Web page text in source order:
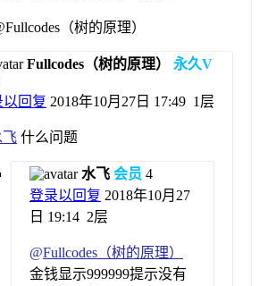
（树的原理）
Fullcodes（树的原理） 永久V
以回复 2018年10月27日 17:49 1层
飞 什么问题
水飞 会员 4
登录以回复 2018年10月27
日 19:14 2层
@Fullcodes（树的原理）
金钱显示999999提示没有